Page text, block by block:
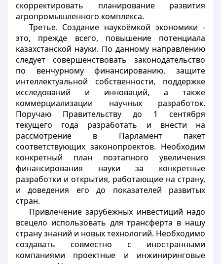
скорректировать планирование развития
агропромышленного комплекса.
Третье. Создание наукоёмкой экономики -
это, прежде всего, повышение потенциала
казахстанской науки. По данному направлению
следует совершенствовать законодательство
по венчурному финансированию, защите
интеллектуальной собственности, поддержке
исследований и инноваций, а также
коммерциализации научных разработок.
Поручаю Правительству до 1 сентября
текущего года разработать и внести на
рассмотрение в Парламент пакет
соответствующих законопроектов. Необходим
конкретный план поэтапного увеличения
финансирования науки за конкретные
разработки и открытия, работающие на страну,
и доведения его до показателей развитых
стран.
Привлечение зарубежных инвестиций надо
всецело использовать для трансферта в нашу
страну знаний и новых технологий. Необходимо
создавать совместно с иностранными
компаниями проектные и инжиниринговые